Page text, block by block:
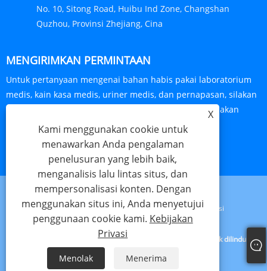
No. 10, Sitong Road, Huibu Ind Zone, Changshan
Quzhou, Provinsi Zhejiang, Cina
MENGIRIMKAN PERMINTAAN
Untuk pertanyaan mengenai bahan habis pakai laboratorium
medis, kain kasa medis, uriner medis, dan pernapasan, silakan
tinggalkan alamat email Anda kepada kami dan kami akan
menghubungi Anda dalam waktu 24 jam.
PERTANYAAN SEKARANG
Links Sitemap RSS XML Kebijakan Privasi
Hak Cipta © 2024 Haorun Medical Dressing Co., Ltd. Semua hak dilindungi
undang -undang.
X
Kami menggunakan cookie untuk
menawarkan Anda pengalaman
penelusuran yang lebih baik,
menganalisis lalu lintas situs, dan
mempersonalisasi konten. Dengan
menggunakan situs ini, Anda menyetujui
penggunaan cookie kami. Kebijakan
Privasi
Menolak Menerima